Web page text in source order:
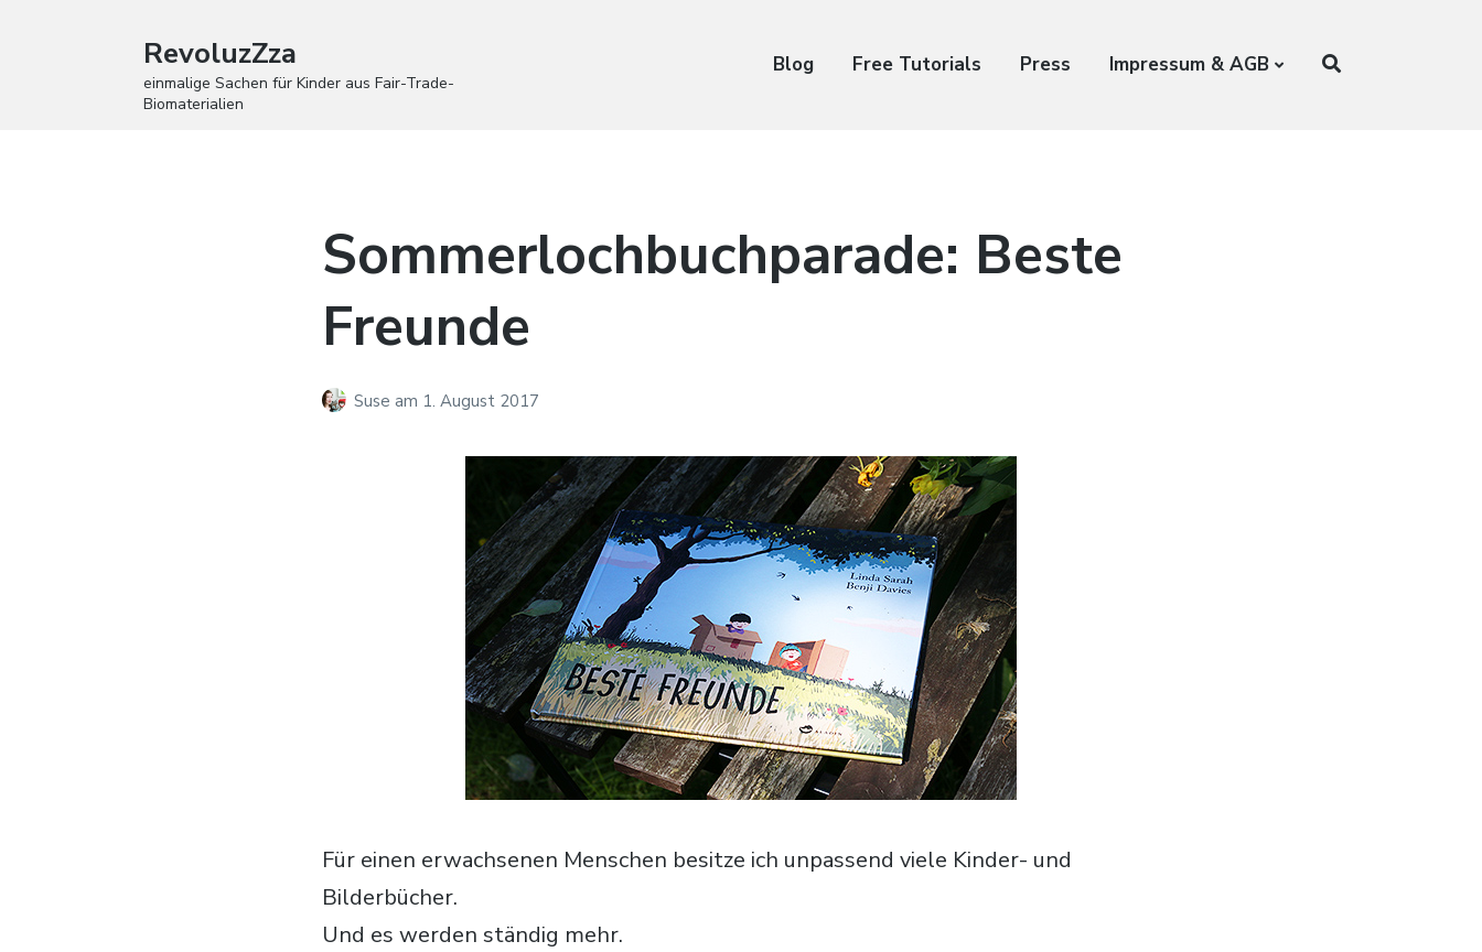
RevoluzZza
einmalige Sachen für Kinder aus Fair-Trade-
Biomaterialien
Blog Free Tutorials Press Impressum & AGB
Sommerlochbuchparade: Beste
Freunde
Suseam 1. August 2017
Für einen erwachsenen Menschen besitze ich unpassend viele Kinder- und
Bilderbücher.
Und es werden ständig mehr.